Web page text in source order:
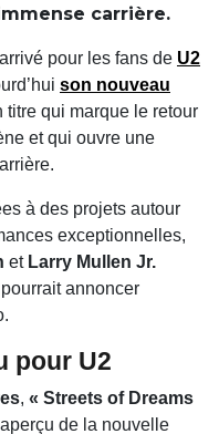
carrière.
pour les fans de U2
son nouveau
titre qui marque le retour
et qui ouvre une
à des projets autour
exceptionnelles,
et Larry Mullen Jr.
annoncer
pour U2
, « Streets of Dreams
de la nouvelle